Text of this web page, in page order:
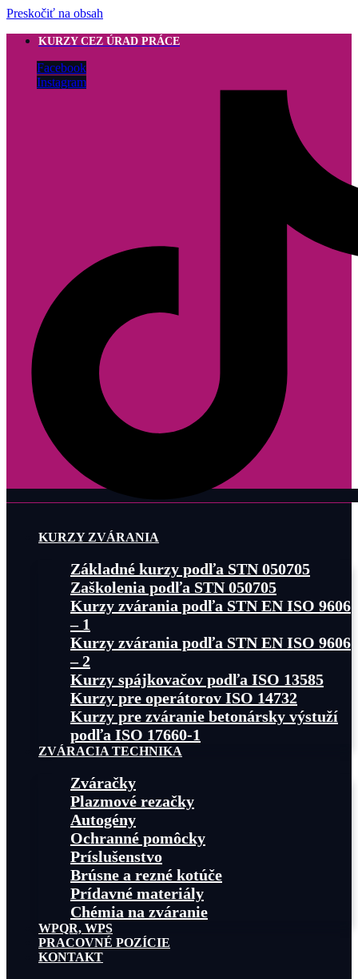
Preskočiť na obsah
KURZY CEZ ÚRAD PRÁCE
Facebook
Instagram
KURZY ZVÁRANIA
Základné kurzy podľa STN 050705
Zaškolenia podľa STN 050705
Kurzy zvárania podľa STN EN ISO 9606
– 1
Kurzy zvárania podľa STN EN ISO 9606
– 2
Kurzy spájkovačov podľa ISO 13585
Kurzy pre operátorov ISO 14732
Kurzy pre zváranie betonársky výstuží
podľa ISO 17660-1
ZVÁRACIA TECHNIKA
Zváračky
Plazmové rezačky
Autogény
Ochranné pomôcky
Príslušenstvo
Brúsne a rezné kotúče
Prídavné materiály
Chémia na zváranie
WPQR, WPS
PRACOVNÉ POZÍCIE
KONTAKT